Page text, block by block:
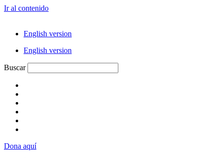
Ir al contenido
English version
English version
Buscar
Dona aquí